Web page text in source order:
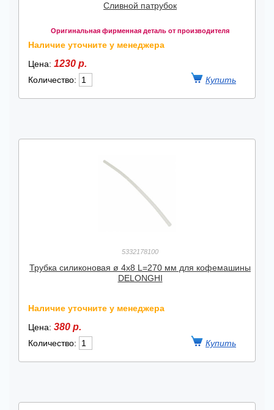
Сливной патрубок
Оригинальная фирменная деталь от производителя
Наличие уточните у менеджера
Цена: 1230 р.
Количество:
5332178100
Трубка силиконовая ø 4x8 L=270 мм для кофемашины
DELONGHI
Наличие уточните у менеджера
Цена: 380 р.
Количество: